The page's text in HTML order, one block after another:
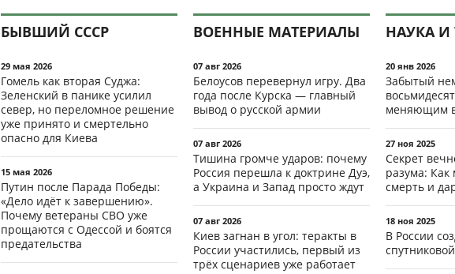
БЫВШИЙ СССР
29 мая 2026
Гомель как вторая Суджа:
Зеленский в панике усилил
север, но переломное решение
уже принято и смертельно
опасно для Киева
15 мая 2026
Путин после Парада Победы:
«Дело идёт к завершению».
Почему ветераны СВО уже
прощаются с Одессой и боятся
предательства
ВОЕННЫЕ МАТЕРИАЛЫ
07 авг 2026
Белоусов перевернул игру. Два
года после Курска — главный
вывод о русской армии
07 авг 2026
Тишина громче ударов: почему
Россия перешла к доктрине Дуэ,
а Украина и Запад просто ждут
07 авг 2026
Киев загнан в угол: теракты в
России участились, первый из
трёх сценариев уже работает
НАУКА И
20 янв 2026
Забытый
меняющим
27 ноя 2025
Секрет
разума: Как
смерть и
18 ноя 2025
В России